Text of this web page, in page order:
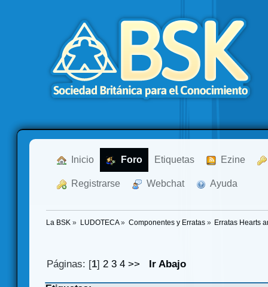
Inicio Foro Etiquetas Ezine
Registrarse Webchat Ayuda
La BSK » LUDOTECA» Componentes y Erratas» Erratas Hearts
Páginas: [1]2 3 4 >> Ir Abajo